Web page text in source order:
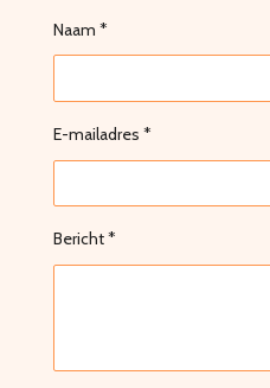
Naam *
E-mailadres *
Bericht *